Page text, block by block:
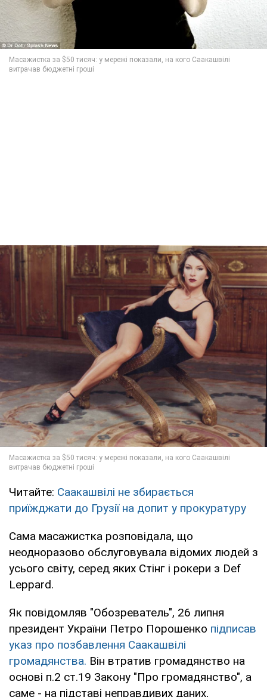
Читайте: Саакашвілі не збирається
приїжджати до Грузії на допит у прокуратуру
Сама масажистка розповідала, що
неодноразово обслуговувала відомих людей з
усього світу, серед яких Стінг і рокери з Def
Leppard.
Як повідомляв "Обозреватель", 26 липня
президент України Петро Порошенко підписав
указ про позбавлення Саакашвілі
громадянства. Він втратив громадянство на
основі п.2 ст.19 Закону "Про громадянство", а
саме - на підставі неправдивих даних,